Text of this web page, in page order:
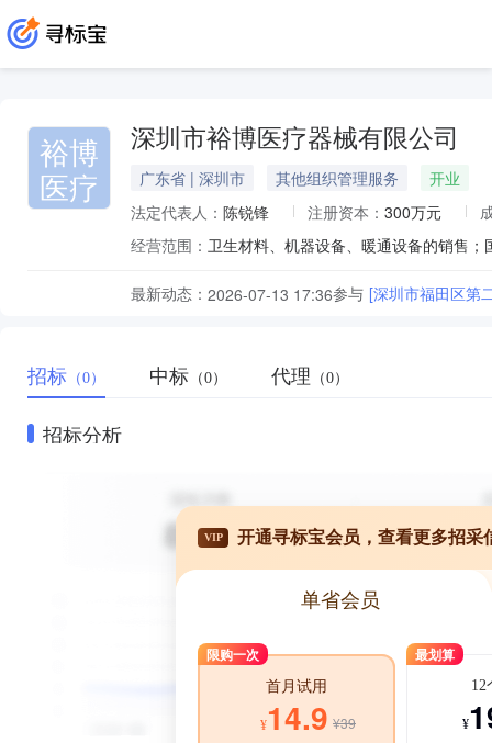
裕博
医疗
深圳市裕博医疗器械有限公司
广东省 | 深圳市 其他组织管理服务
开业
法定代表人： 陈锐锋 注册资本： 300万元
经营范围：
最新动态： 2026-07-13 17:36参与 [深圳市福田区第
招标 （0） 中标 （0） 代理 （0）
招标分析
VIP 开通寻标宝会员，查看更多招采
单省会员
限购一次
首月试用
¥14.9 ¥39
最划算
12
¥